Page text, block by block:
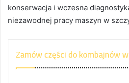
konserwacja i wczesna
niezawodnej pracy maszyn w
Zamów części do kombajnów w